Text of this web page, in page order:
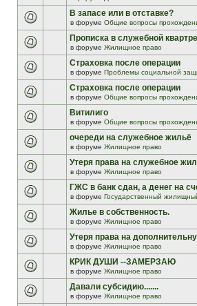
В запасе или в отставке?
в форуме Общие вопросы
Прописка в служебной
в форуме Жилищное право
Страховка после операции
в форуме Проблемы социальной
Страховка после операции
в форуме Общие вопросы
Витилиго
в форуме Общие вопросы
очереди на служебное жильё
в форуме Жилищное право
Утеря права на служебное
в форуме Жилищное право
ГЖС в банк сдан, а денег на
в форуме Государственный
Жилье в собственность.
в форуме Жилищное право
Утеря права на
в форуме Жилищное право
КРИК ДУШИ --ЗАМЕРЗАЮ
в форуме Жилищное право
Давали субсидию.......
в форуме Жилищное право